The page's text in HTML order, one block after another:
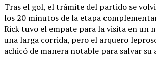
Tras el gol, el trámite del partido se
los 20 minutos de la etapa
Rick tuvo el empate para la visita en un
una larga corrida, pero el arquero
achicó de manera notable para salvar su